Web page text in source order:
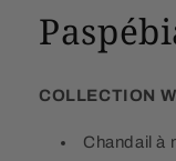
COLLECTION
Chandail à